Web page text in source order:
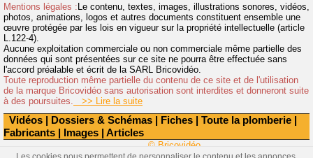
Vidéos | Dossiers & Schémas | Fiches | Toute la plomberie |
Fabricants | Images | Articles
Mentions légales :Le contenu, textes, images, illustrations sonores, vidéos,
photos, animations, logos et autres documents constituent ensemble une
œuvre protégée par les lois en vigueur sur la propriété intellectuelle (article
L.122-4).
Aucune exploitation commerciale ou non commerciale même partielle des
données qui sont présentées sur ce site ne pourra être effectuée sans
l'accord préalable et écrit de la SARL Bricovidéo.
Toute reproduction même partielle du contenu de ce site et de l'utilisation
de la marque Bricovidéo sans autorisation sont interdites et donneront suite
à des poursuites.
>> Lire la suite
© Bricovidéo